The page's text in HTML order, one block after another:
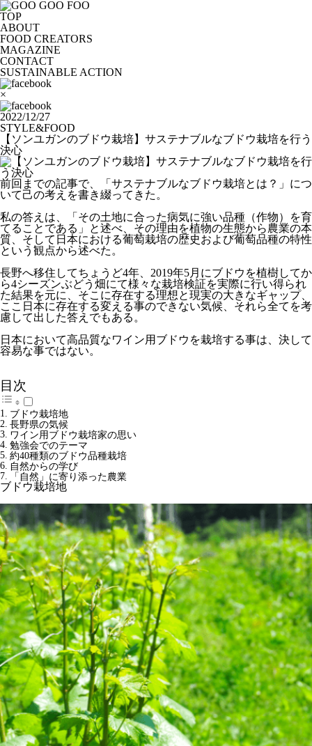
TOP
ABOUT
FOOD CREATORS
MAGAZINE
CONTACT
SUSTAINABLE ACTION
×
2022/12/27
STYLE&FOOD
【ソンユガンのブドウ栽培】サステナブルなブドウ栽培を行う
決心
前回までの記事で、「サステナブルなブドウ栽培とは？」につ
いて己の考えを書き綴ってきた。
私の答えは、「その土地に合った病気に強い品種（作物）を育
てることである」と述べ、その理由を植物の生態から農業の本
質、そして日本における葡萄栽培の歴史および葡萄品種の特性
という観点から述べた。
長野へ移住してちょうど4年、2019年5月にブドウを植樹してか
ら4シーズンぶどう畑にて様々な栽培検証を実際に行い得られ
た結果を元に、そこに存在する理想と現実の大きなギャップ、
ここ日本に存在する変える事のできない気候、それら全てを考
慮して出した答えでもある。
日本において高品質なワイン用ブドウを栽培する事は、決して
容易な事ではない。
目次
ブドウ栽培地
長野県の気候
ワイン用ブドウ栽培家の思い
勉強会でのテーマ
約40種類のブドウ品種栽培
自然からの学び
「自然」に寄り添った農業
ブドウ栽培地